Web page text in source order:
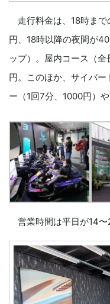
走行料金は、18時まで
円、18時以降の夜間が
ップ）。屋内コース（
円。このほか、サイバ
ー（1回7分、1000円）
営業時間は平日が14〜